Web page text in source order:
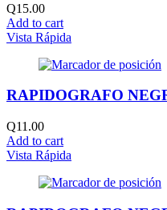
Q15.00
Add to cart
Vista Rápida
RAPIDOGRAFO
Q11.00
Add to cart
Vista Rápida